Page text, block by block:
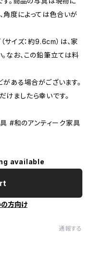
角度によっては色合いが
イズ：約9.6cm）は、家
なお、この鉛筆立ては料
ある場合がございます。
けましたら幸いです。
#和のアンティーク家具
available
方向け
通報する